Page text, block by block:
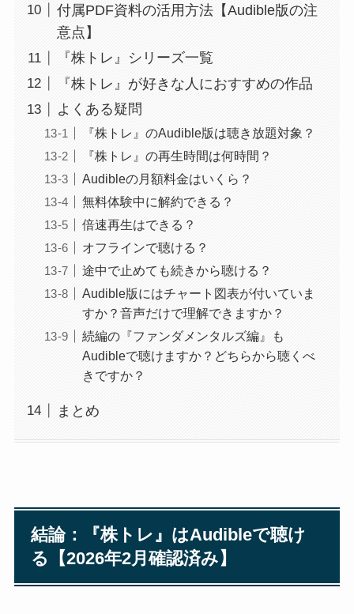
付属PDF資料の活用方法【Audible版の注
意点】
『株トレ』シリーズ一覧
『株トレ』が好きな人におすすめの作品
よくある疑問
『株トレ』のAudible版は聴き放題対象？
『株トレ』の再生時間は何時間？
Audibleの月額料金はいくら？
無料体験中に解約できる？
倍速再生はできる？
オフラインで聴ける？
途中で止めても続きから聴ける？
Audible版にはチャート図表が付いていま
すか？音声だけで理解できますか？
続編の『ファンダメンタルズ編』も
Audibleで聴けますか？どちらから聴くべ
きですか？
まとめ
結論：『株トレ』はAudibleで聴け
る【2026年2月確認済み】